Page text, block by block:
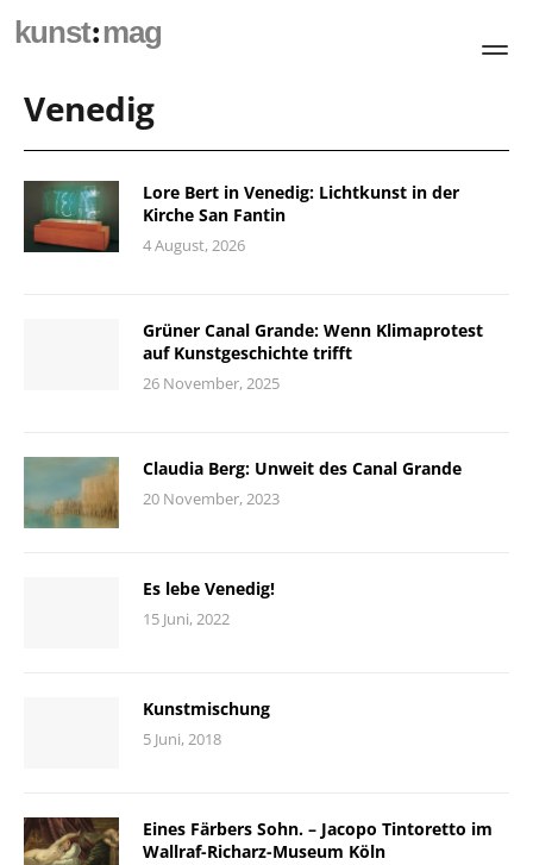
kunst:mag
Venedig
Lore Bert in Venedig: Lichtkunst in der
Kirche San Fantin
4 August, 2026
Grüner Canal Grande: Wenn Klimaprotest
auf Kunstgeschichte trifft
26 November, 2025
Claudia Berg: Unweit des Canal Grande
20 November, 2023
Es lebe Venedig!
15 Juni, 2022
Kunstmischung
5 Juni, 2018
Eines Färbers Sohn. – Jacopo Tintoretto im
Wallraf-Richarz-Museum Köln